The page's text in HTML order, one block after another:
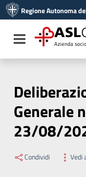
Vai al menu di
Vai al footer
Regione Autonoma
Toggle navigation
ASL
Azienda
Generale
23/08/
Condividi Vedi